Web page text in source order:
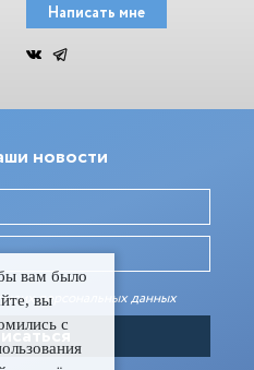
Написать мне
новости
персональных данныx
вам было
вы
с